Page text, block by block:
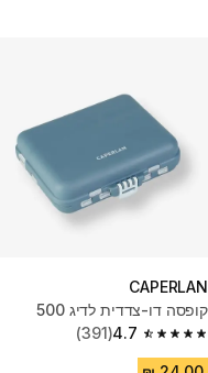
CAPERLAN
קופסה דו-צדדית לדיג ‎500
4.7
4.7 out of 5 stars from 391 reviews
(391)